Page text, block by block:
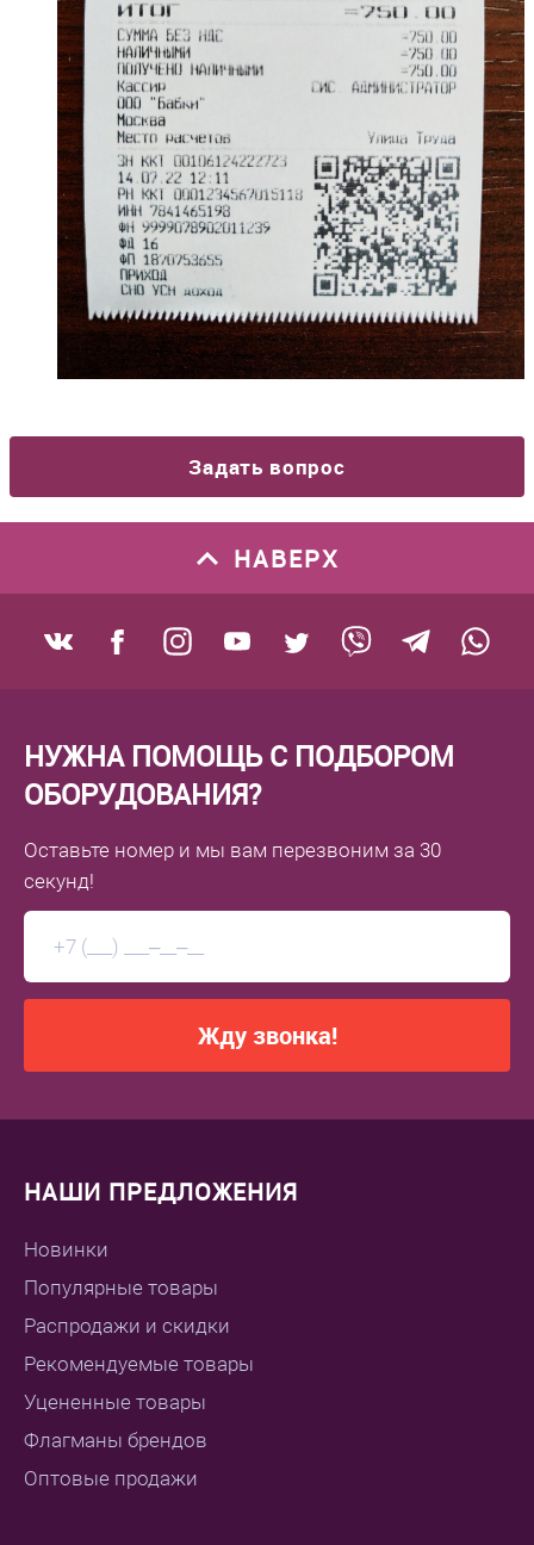
Задать вопрос
НАВЕРХ
НУЖНА ПОМОЩЬ С ПОДБОРОМ
ОБОРУДОВАНИЯ?
Оставьте номер и мы вам перезвоним за 30
секунд!
Жду звонка!
НАШИ ПРЕДЛОЖЕНИЯ
Новинки
Популярные товары
Распродажи и скидки
Рекомендуемые товары
Уцененные товары
Флагманы брендов
Оптовые продажи